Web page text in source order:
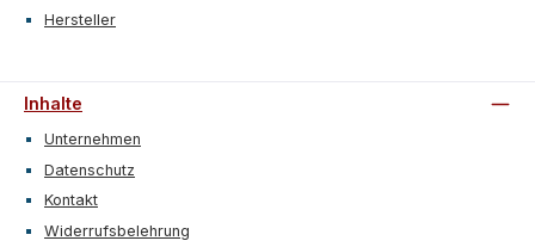
Hersteller
Inhalte
Unternehmen
Datenschutz
Kontakt
Widerrufsbelehrung